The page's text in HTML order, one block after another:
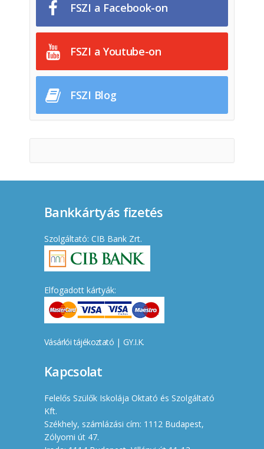
FSZI a Facebook-on
FSZI a Youtube-on
FSZI Blog
Bankkártyás fizetés
Szolgáltató: CIB Bank Zrt.
Elfogadott kártyák:
Vásárlói tájékoztató | GY.I.K.
Kapcsolat
Felelős Szülők Iskolája Oktató és Szolgáltató
Kft.
Székhely, számlázási cím: 1112 Budapest,
Zólyomi út 47.